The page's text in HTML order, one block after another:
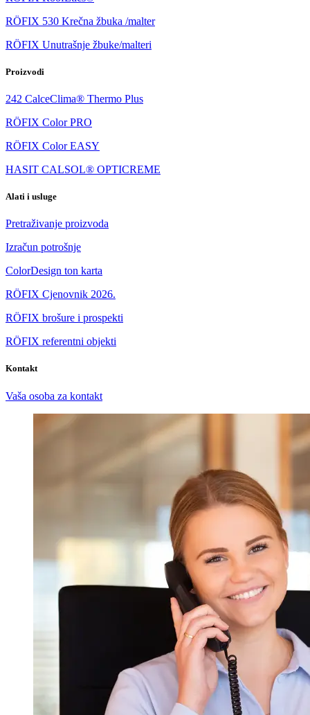
RÖFIX 530 Krečna žbuka /malter
RÖFIX Unutrašnje žbuke/malteri
Proizvodi
242 CalceClima® Thermo Plus
RÖFIX Color PRO
RÖFIX Color EASY
HASIT CALSOL® OPTICREME
Alati i usluge
Pretraživanje proizvoda
Izračun potrošnje
ColorDesign ton karta
RÖFIX Cjenovnik 2026.
RÖFIX brošure i prospekti
RÖFIX referentni objekti
Kontakt
Vaša osoba za kontakt